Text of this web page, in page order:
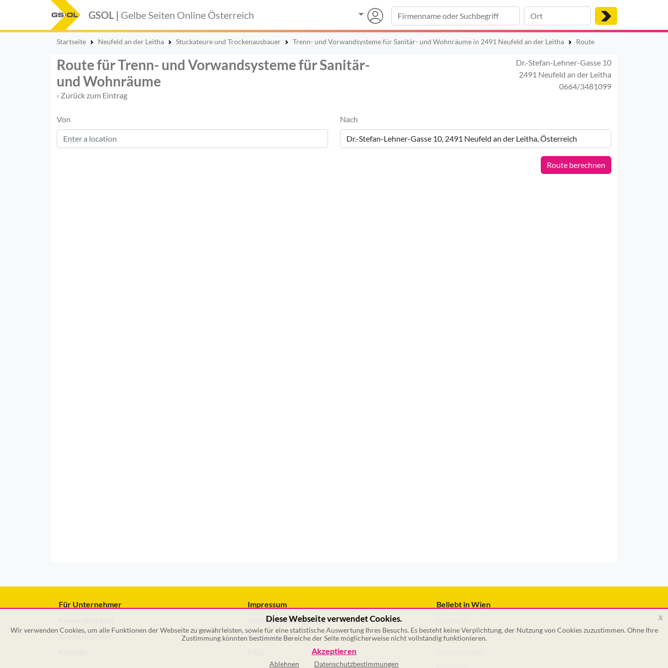
GSOL | Gelbe Seiten Online Österreich
Startseite Neufeld an der Leitha Stuckateure und Trockenausbauer Trenn- und Vorwandsysteme für Sanitär- und Wohnräume in 2491 Neufeld an der Leitha Route
Route für Trenn- und Vorwandsysteme für Sanitär-
und Wohnräume
‹ Zurück zum Eintrag
Dr.-Stefan-Lehner-Gasse 10
2491 Neufeld an der Leitha
0664/3481099
Von Nach
Route berechnen
Für Unternehmer
Konto erstellen
Impressum
Geschäftsbedingungen
Datenschutz
Beliebt in Wien
Notar
Diese Webseite verwendet Cookies.
Wir verwenden Cookies, um alle Funktionen der Webseite zu gewährleisten, sowie für eine statistische Auswertung Ihres Besuchs. Es besteht keine Verplichtung, der Nutzung von Cookies zuzustimmen. Ohne Ihre
Zustimmung könnten bestimmte Bereiche der Seite möglicherweise nicht vollständig funktionieren.
Akzeptieren
Ablehnen Datenschutzbestimmungen
x